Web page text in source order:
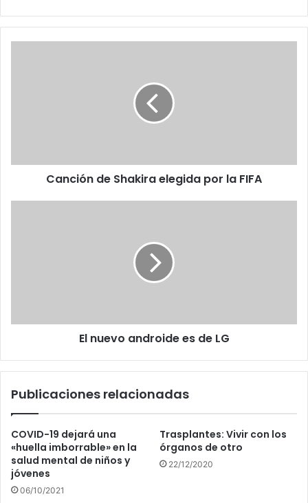
Canción de Shakira elegida por la FIFA
El nuevo androide es de LG
Publicaciones relacionadas
COVID-19 dejará una
«huella imborrable» en la
salud mental de niños y
jóvenes
06/10/2021
Trasplantes: Vivir con los
órganos de otro
22/12/2020